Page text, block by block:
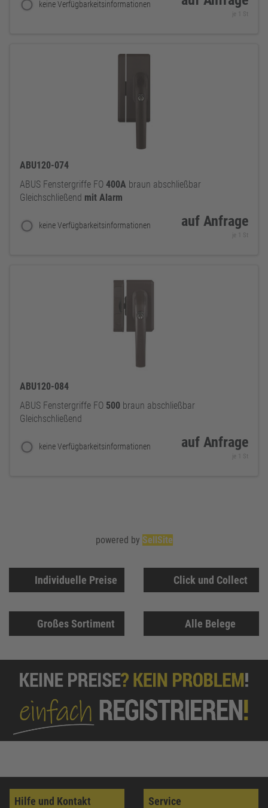
keine Verfügbarkeitsinformationen
je 1 St
ABU120-074
ABUS Fenstergriffe FO 400A braun abschließbar
Gleichschließend mit Alarm
keine Verfügbarkeitsinformationen auf Anfrage
je 1 St
ABU120-084
ABUS Fenstergriffe FO 500 braun abschließbar
Gleichschließend
keine Verfügbarkeitsinformationen auf Anfrage
je 1 St
Individuelle Preise Click und Collect
Großes Sortiment Alle Belege
Hilfe und Kontakt Service
powered by SellSite